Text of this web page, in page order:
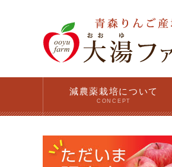
減農薬栽培について
CONCEPT